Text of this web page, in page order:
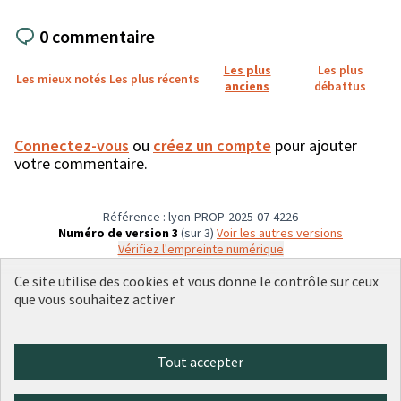
0 commentaire
Les mieux notés Les plus récents
Les plus
anciens
Les plus
débattus
Connectez-vous ou créez un compte pour ajouter
votre commentaire.
Référence : lyon-PROP-2025-07-4226
Numéro de version 3 (sur 3)
voir les autres versions
Vérifiez l'empreinte numérique
(Lien externe)
(Lien externe)
(Lien externe)
(Lien externe)
(Lien externe)
Ce site utilise des cookies et vous donne le contrôle sur ceux
que vous souhaitez activer
Tout accepter